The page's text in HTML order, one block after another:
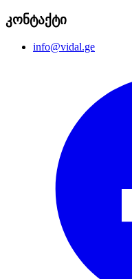
კონტაქტი
info@vidal.ge